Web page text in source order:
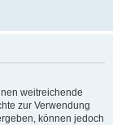
weitreichende
zur Verwendung
können jedoch